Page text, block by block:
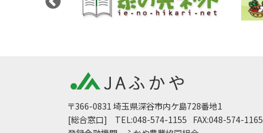
〒366-0831 埼玉県深谷市内ケ島728番地1
[総合窓口]
TEL:048-574-1155 FAX:048-574-1165